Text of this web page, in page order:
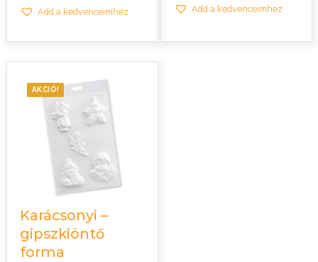
Add a kedvenceimhez Add a kedvenceimhez
AKCIÓ!
Karácsonyi –
gipszkiöntő
forma